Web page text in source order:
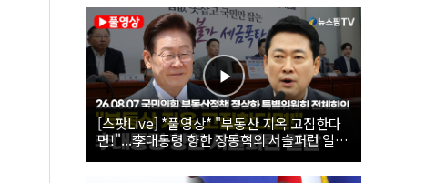
[스팟Live] *풀영상* "부동산 지옥 고집한다
면!"...李대통령 향한 장동혁의 서슬퍼런 일갈
| 26.08.07 국민의힘 부동산정책 정상화 특별
위원회 전체회의